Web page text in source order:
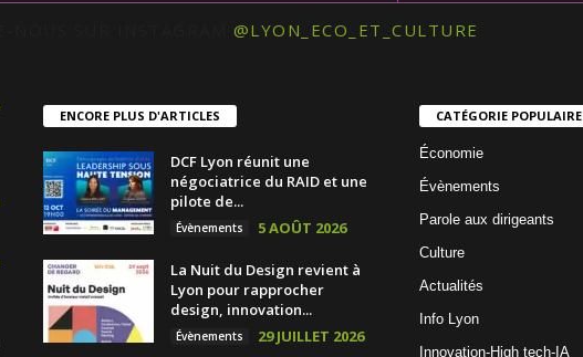
@LYON_ECO_ET_CULTURE
ENCORE PLUS D'ARTICLES
DCF Lyon réunit une
négociatrice du RAID et une
pilote de...
Évènements 5 AOÛT 2026
La Nuit du Design revient à
Lyon pour rapprocher
design, innovation...
Évènements 29 JUILLET 2026
CATÉGORIE POPULAIRE
Économie
Évènements
Parole aux dirigeants
Culture
Actualités
Info Lyon
Innovation-High tech-IA